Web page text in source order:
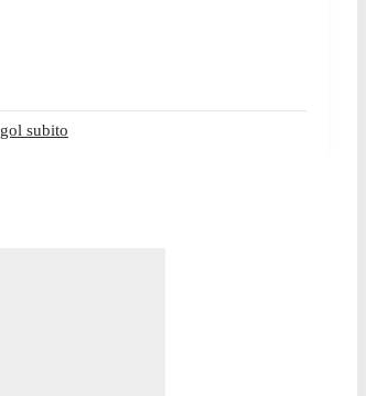
gol subito